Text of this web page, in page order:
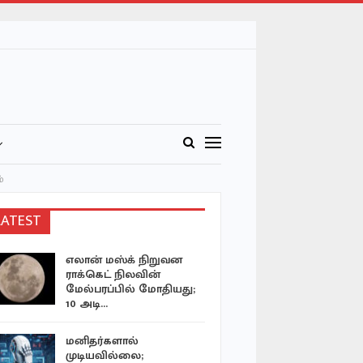
எலான் மஸ்க் நிறுவன
ராக்கெட் நிலவின்
மேல்பரப்பில் மோதியது;
10 அடி…
மனிதர்களால்
முடியவில்லை;